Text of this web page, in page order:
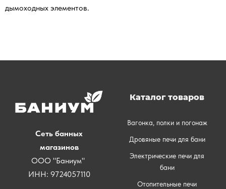
дымоходных элементов.
Сеть банных
магазинов
ООО "Баниум"
ИНН: 9724057110
Каталог товаров
Вагонка, полки и погонаж
Дровяные печи для бани
Электрические печи для
бани
Отопительные печи